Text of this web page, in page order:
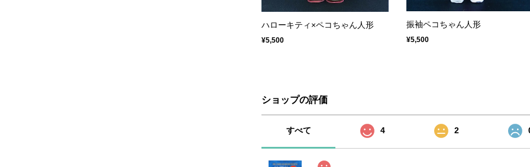
ハローキティ×ペコちゃん人形
¥5,500
振袖ペコちゃん人形
¥5,500
ショップの評価
すべて 4 2